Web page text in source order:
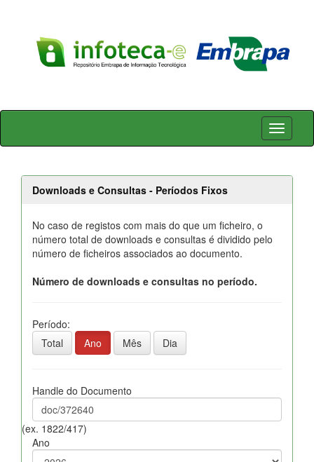
Skip
Downloads e Consultas - Períodos Fixos
No caso de registos com mais do que um ficheiro, o
número total de downloads e consultas é dividido pelo
número de ficheiros associados ao documento.
Número de downloads e consultas no período.
Período:
Total
Ano Mês Dia
Handle do Documento
(ex. 1822/417)
Ano